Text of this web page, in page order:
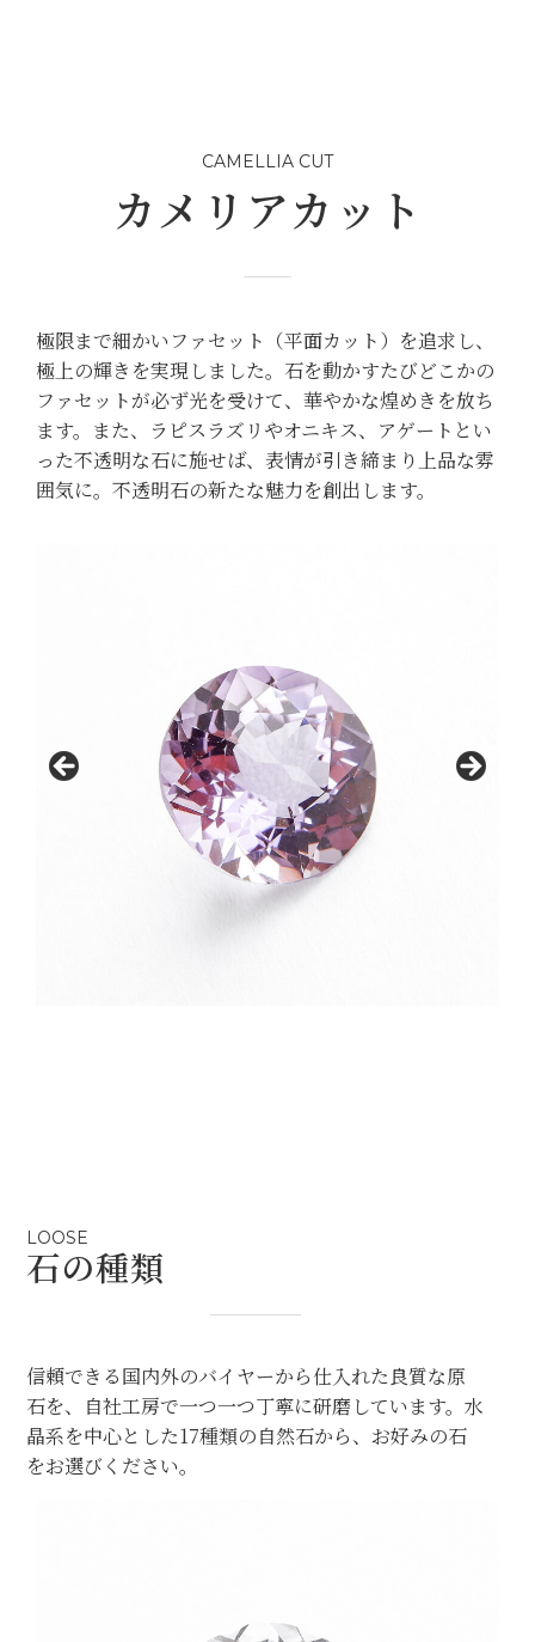
CAMELLIA CUT
カメリアカット
極限まで細かいファセット（平面カット）を追求し、
極上の輝きを実現しました。石を動かすたびどこかの
ファセットが必ず光を受けて、華やかな煌めきを放ち
ます。また、ラピスラズリやオニキス、アゲートとい
った不透明な石に施せば、表情が引き締まり上品な雰
囲気に。不透明石の新たな魅力を創出します。
LOOSE
石の種類
信頼できる国内外のバイヤーから仕入れた良質な原
石を、自社工房で一つ一つ丁寧に研磨しています。水
晶系を中心とした17種類の自然石から、お好みの石
をお選びください。